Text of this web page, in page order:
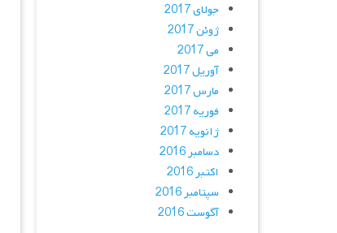
جولای 2017
ژوئن 2017
می 2017
آوریل 2017
مارس 2017
فوریه 2017
ژانویه 2017
دسامبر 2016
اکتبر 2016
سپتامبر 2016
آگوست 2016